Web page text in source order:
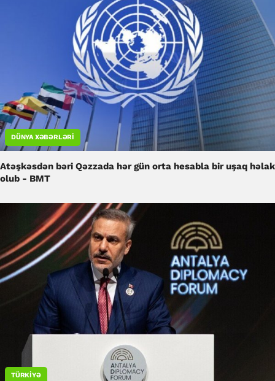
DÜNYA XƏBƏRLƏRI
Atəşkəsdən bəri Qəzzada hər gün orta hesabla bir uşaq həlak
olub - BMT
TÜRKIYƏ